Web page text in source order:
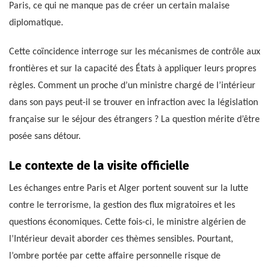
Paris, ce qui ne manque pas de créer un certain malaise
diplomatique.
Cette coïncidence interroge sur les mécanismes de contrôle aux
frontières et sur la capacité des États à appliquer leurs propres
règles. Comment un proche d’un ministre chargé de l’intérieur
dans son pays peut-il se trouver en infraction avec la législation
française sur le séjour des étrangers ? La question mérite d’être
posée sans détour.
Le contexte de la visite officielle
Les échanges entre Paris et Alger portent souvent sur la lutte
contre le terrorisme, la gestion des flux migratoires et les
questions économiques. Cette fois-ci, le ministre algérien de
l’Intérieur devait aborder ces thèmes sensibles. Pourtant,
l’ombre portée par cette affaire personnelle risque de